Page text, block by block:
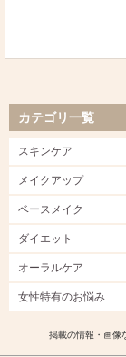
カテゴリ一覧
スキンケア
メイクアップ
ベースメイク
ダイエット
オーラルケア
女性特有のお悩み
掲載の情報・画像